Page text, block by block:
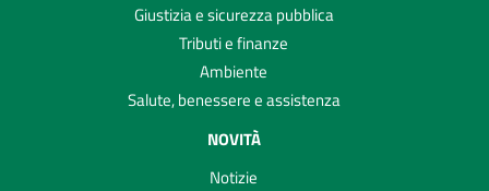
Giustizia e sicurezza pubblica
Tributi e finanze
Ambiente
Salute, benessere e assistenza
NOVITÀ
Notizie